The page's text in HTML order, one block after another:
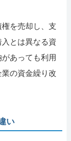
を売却し、支
とは異なる資
あっても利用
の資金繰り改
い